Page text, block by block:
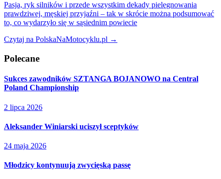
Pasja, ryk silników i przede wszystkim dekady pielęgnowania
prawdziwej, męskiej przyjaźni – tak w skrócie można podsumować
to, co wydarzyło się w sąsiednim powiecie
Czytaj na PolskaNaMotocyklu.pl →
Polecane
Sukces zawodników SZTANGA BOJANOWO na Central
Poland Championship
2 lipca 2026
Aleksander Winiarski uciszył sceptyków
24 maja 2026
Młodzicy kontynuują zwycięską passę